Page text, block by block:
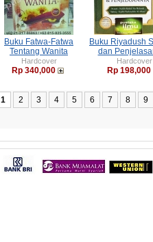
Buku Fatwa-Fatwa
Tentang Wanita
Hardcover
Rp 340,000
Buku Riyadush
dan
Hardcover
Rp 198,000
1 2 3 4 5 6 7 8 9